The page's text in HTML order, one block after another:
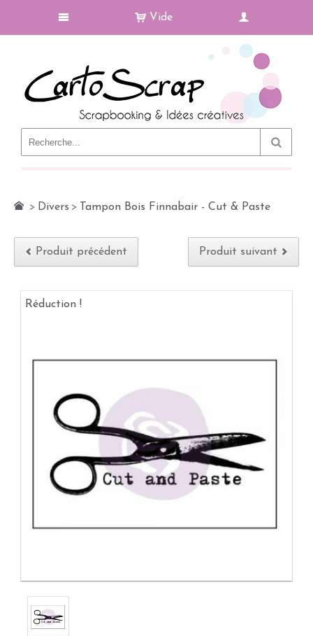
Vide
> Divers > Tampon Bois Finnabair - Cut & Paste
Produit précédent Produit suivant
Réduction !